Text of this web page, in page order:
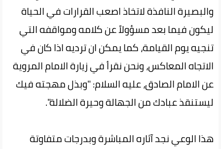
والبصيرة النافذة لاتخاذ اصعب القرارات في الحياة
ليكون فيما بعد مسؤولاً عن كلامه ومواقفه التي
تنجيه يوم القيامة، كما يمكن ان ترديه اذا كان في
الاتجاه المعاكس، ونحن نقرأ في زيارة الامام المروية
عن الامام الصادق، عليه السلام: "وبذل مهجته فيك
ليستنقذ عبادك من الجهالة وحيرة الضلالة".
هذا الوعي نجد آثاره المباشرة وبدرجات متفاوتة